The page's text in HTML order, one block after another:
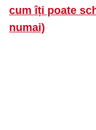
cum îți poate
numai)